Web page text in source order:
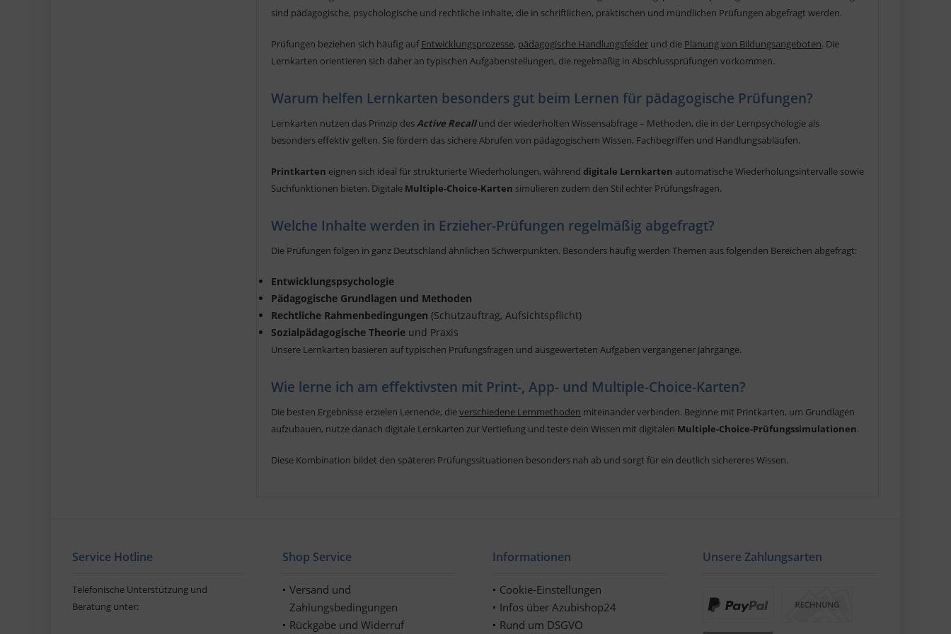
sind pädagogische, psychologische und rechtliche Inhalte, die in schriftlichen, praktischen und mündlichen Prüfungen abgefragt werden.
Prüfungen beziehen sich häufig aufEntwicklungsprozesse, pädagogische Handlungsfelder und die Planung von Bildungsangeboten. Die
Lernkarten orientieren sich daher an typischen Aufgabenstellungen, die regelmäßig in Abschlussprüfungen vorkommen.
Warum helfen Lernkarten besonders gut beim Lernen für pädagogische Prüfungen?
Lernkarten nutzen das Prinzip desActive Recallund der wiederholten Wissensabfrage – Methoden, die in der Lernpsychologie als
besonders effektiv gelten. Sie fördern das sichere Abrufen von pädagogischem Wissen, Fachbegriffen und Handlungsabläufen.
Printkarten eignen sich ideal für strukturierte Wiederholungen, während digitale Lernkarten automatische Wiederholungsintervalle sowie
Suchfunktionen bieten. Digitale Multiple-Choice-Karten simulieren zudem den Stil echter Prüfungsfragen.
Welche Inhalte werden in Erzieher-Prüfungen regelmäßig abgefragt?
Die Prüfungen folgen in ganz Deutschland ähnlichen Schwerpunkten. Besonders häufig werden Themen aus folgenden Bereichen abgefragt:
Entwicklungspsychologie
Pädagogische Grundlagen und Methoden
Rechtliche Rahmenbedingungen (Schutzauftrag, Aufsichtspflicht)
Sozialpädagogische Theorie und Praxis
Unsere Lernkarten basieren auf typischen Prüfungsfragen und ausgewerteten Aufgaben vergangener Jahrgänge.
Wie lerne ich am effektivsten mit Print-, App- und Multiple-Choice-Karten?
Die besten Ergebnisse erzielen Lernende, dieverschiedene Lernmethoden miteinander verbinden. Beginne mit Printkarten, um Grundlagen
aufzubauen, nutze danach digitale Lernkarten zur Vertiefung und teste dein Wissen mit digitalen Multiple-Choice-Prüfungssimulationen.
Diese Kombination bildet den späteren Prüfungssituationen besonders nah ab und sorgt für ein deutlich sichereres Wissen.
Service Hotline
Telefonische Unterstützung und
Beratung unter:
Shop Service
Versand und
Zahlungsbedingungen
Rückgabe und Widerruf
Informationen
Cookie-Einstellungen
Infos über Azubishop24
Rund um DSGVO
Unsere Zahlungsarten